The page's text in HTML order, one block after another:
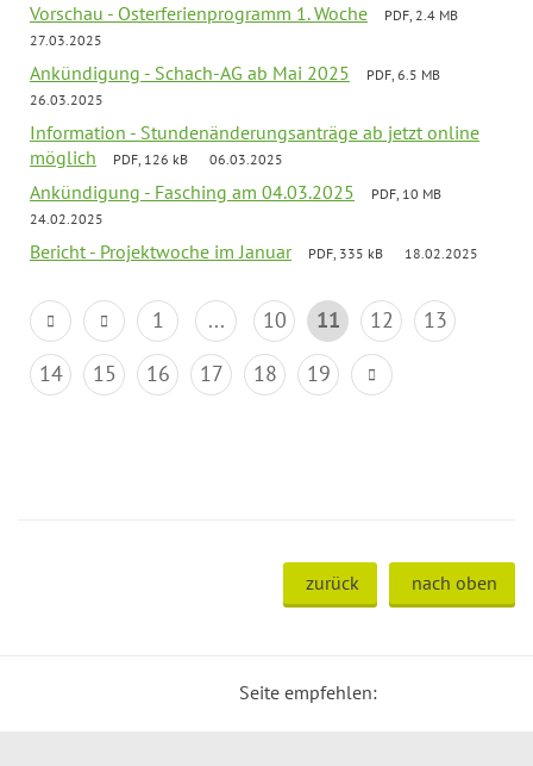
Vorschau - Osterferienprogramm 1. Woche
PDF, 2.4 MB
27.03.2025
Ankündigung - Schach-AG ab Mai 2025
PDF, 6.5 MB
26.03.2025
Information - Stundenänderungsanträge ab jetzt online
möglich
PDF, 126 kB 06.03.2025
Ankündigung - Fasching am 04.03.2025
PDF, 10 MB
24.02.2025
Bericht - Projektwoche im Januar PDF, 335 kB 18.02.2025
1 ... 10 11 12
13
14
15 16 17 18 19
zurück nach oben
Seite empfehlen: